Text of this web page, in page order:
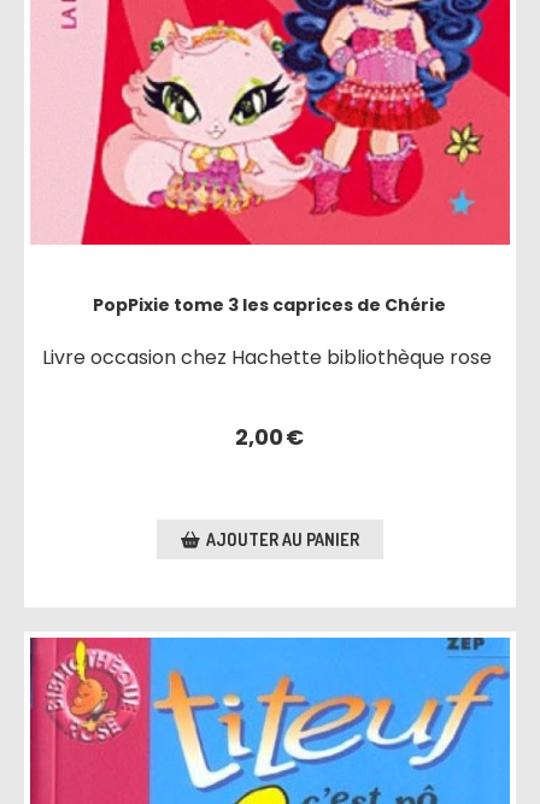
PopPixie tome 3 les caprices de Chérie
Livre occasion chez Hachette bibliothèque rose
2,00€
AJOUTER AU PANIER